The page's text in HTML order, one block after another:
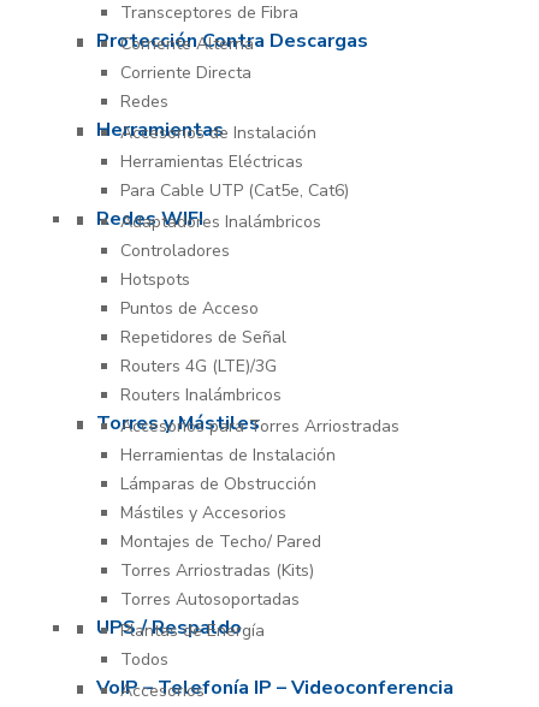
Transceptores de Fibra
Protección Contra Descargas
Corriente Alterna
Corriente Directa
Redes
Herramientas
Accesorios de Instalación
Herramientas Eléctricas
Para Cable UTP (Cat5e, Cat6)
Redes WIFI
Adaptadores Inalámbricos
Controladores
Hotspots
Puntos de Acceso
Repetidores de Señal
Routers 4G (LTE)/3G
Routers Inalámbricos
Torres y Mástiles
Accesorios para Torres Arriostradas
Herramientas de Instalación
Lámparas de Obstrucción
Mástiles y Accesorios
Montajes de Techo/ Pared
Torres Arriostradas (Kits)
Torres Autosoportadas
UPS / Respaldo
Plantas de Energía
Todos
VoIP – Telefonía IP – Videoconferencia
Accesorios